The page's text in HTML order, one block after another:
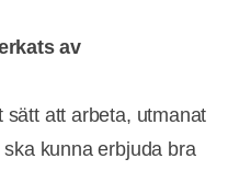
av
sätt att arbeta, utmanat
kunna erbjuda bra